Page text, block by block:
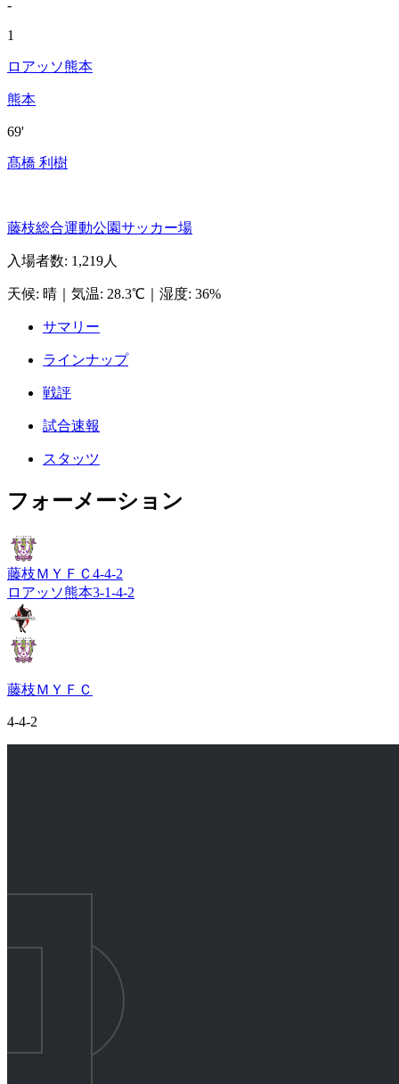
-
1
ロアッソ熊本
熊本
69'
髙橋 利樹
藤枝総合運動公園サッカー場
入場者数: 1,219人
天候: 晴 気温: 28.3℃ 湿度: 36%
サマリー
ラインナップ
戦評
試合速報
スタッツ
フォーメーション
藤枝ＭＹＦＣ 4-4-2
ロアッソ熊本3-1-4-2
藤枝ＭＹＦＣ
4-4-2